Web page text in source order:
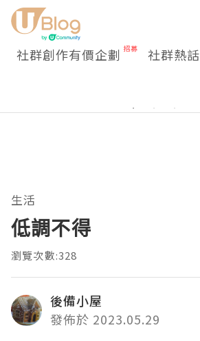
社群創作有價企劃 社群熱話
生活
低調不得
瀏覽次數:328
後備小屋
發佈於 2023.05.29